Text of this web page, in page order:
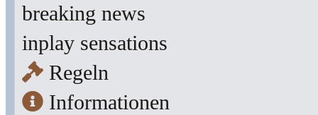
breaking news
inplay sensations
Regeln
Informationen